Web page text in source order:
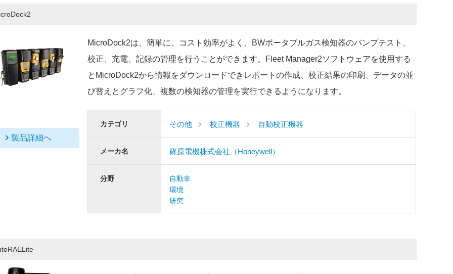
製品詳細へ
MicroDock2は、簡単に、コスト効率がよく、BWポータブルガス検知器のバンプテスト、
校正、充電、記録の管理を行うことができます。Fleet Manager2ソフトウェアを使用する
とMicroDock2から情報をダウンロードできレポートの作成、校正結果の印刷、データの並
び替えとグラフ化、複数の検知器の管理を実行できるようになります。
カテゴリ その他 校正機器 自動校正機器
メーカ名 篠原電機株式会社（Honeywell）
分野
自動車
環境
研究